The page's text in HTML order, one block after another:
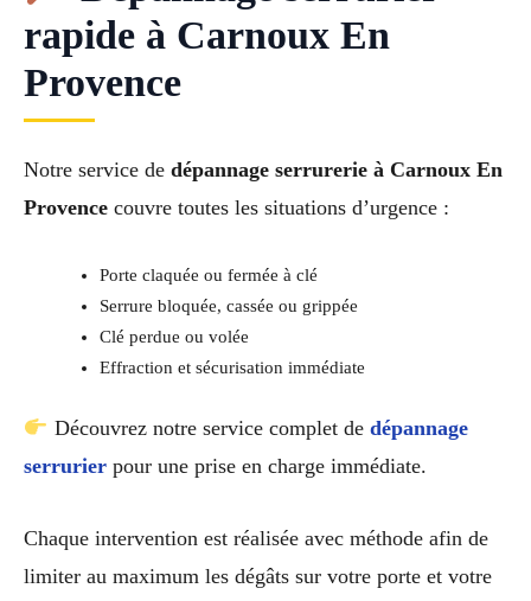
rapide à Carnoux En
Provence
Notre service de dépannage serrurerie à Carnoux En
Provence couvre toutes les situations d’urgence :
Porte claquée ou fermée à clé
Serrure bloquée, cassée ou grippée
Clé perdue ou volée
Effraction et sécurisation immédiate
Découvrez notre service complet de dépannage
serrurier pour une prise en charge immédiate.
Chaque intervention est réalisée avec méthode afin de
limiter au maximum les dégâts sur votre porte et votre